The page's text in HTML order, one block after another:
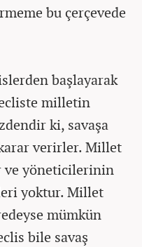
bu çerçevede
başlayarak
milletin
ki, savaşa
verirler. Millet
ve yöneticilerinin
yoktur. Millet
mümkün
bile savaş